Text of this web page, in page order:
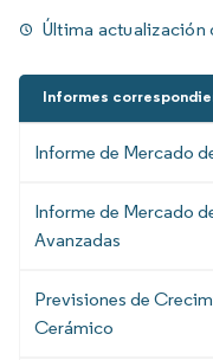
Última actualización
Informes
Informe de Mercado
Informe de Mercado
Avanzadas
Previsiones de
Cerámico